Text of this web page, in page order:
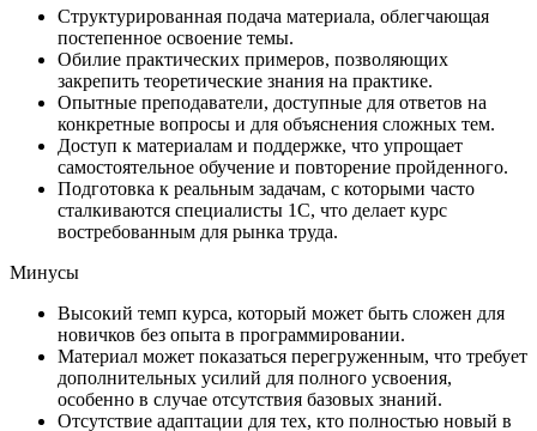
Структурированная подача материала, облегчающая
постепенное освоение темы.
Обилие практических примеров, позволяющих
закрепить теоретические знания на практике.
Опытные преподаватели, доступные для ответов на
конкретные вопросы и для объяснения сложных тем.
Доступ к материалам и поддержке, что упрощает
самостоятельное обучение и повторение пройденного.
Подготовка к реальным задачам, с которыми часто
сталкиваются специалисты 1С, что делает курс
востребованным для рынка труда.
Минусы
Высокий темп курса, который может быть сложен для
новичков без опыта в программировании.
Материал может показаться перегруженным, что требует
дополнительных усилий для полного усвоения,
особенно в случае отсутствия базовых знаний.
Отсутствие адаптации для тех, кто полностью новый в